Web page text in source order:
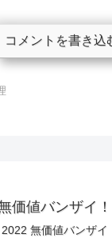
コメントを書き込
価値バンザイ！
無価値バンザイ